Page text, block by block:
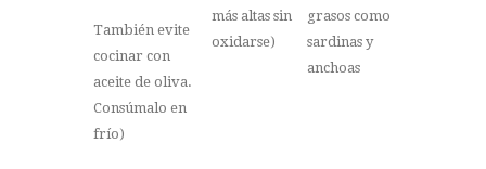
También evite
cocinar con
aceite de oliva.
Consúmalo en
frío)
más altas sin
oxidarse)
grasos como
sardinas y
anchoas